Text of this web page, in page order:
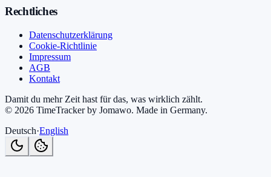
Rechtliches
Datenschutzerklärung
Cookie-Richtlinie
Impressum
AGB
Kontakt
Damit du mehr Zeit hast für das, was wirklich zählt.
© 2026 TimeTracker by Jomawo. Made in Germany.
Deutsch·English